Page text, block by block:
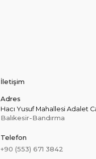
İletişim
Adres
Hacı Yusuf Mahallesi Adalet
Balıkesir-Bandırma
Telefon
+90 (553) 671 3842